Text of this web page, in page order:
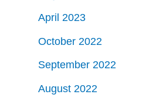
April 2023
October 2022
September 2022
August 2022